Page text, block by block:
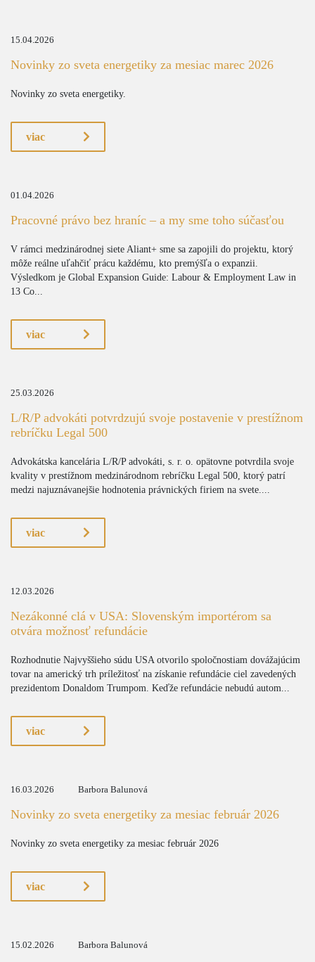
15.04.2026
Novinky zo sveta energetiky za mesiac marec 2026
Novinky zo sveta energetiky.
viac
01.04.2026
Pracovné právo bez hraníc – a my sme toho súčasťou
V rámci medzinárodnej siete Aliant+ sme sa zapojili do projektu, ktorý
môže reálne uľahčiť prácu každému, kto premýšľa o expanzii.
Výsledkom je Global Expansion Guide: Labour & Employment Law in
13 Co...
viac
25.03.2026
L/R/P advokáti potvrdzujú svoje postavenie v prestížnom
rebríčku Legal 500
Advokátska kancelária L/R/P advokáti, s. r. o. opätovne potvrdila svoje
kvality v prestížnom medzinárodnom rebríčku Legal 500, ktorý patrí
medzi najuznávanejšie hodnotenia právnických firiem na svete....
viac
12.03.2026
Nezákonné clá v USA: Slovenským importérom sa
otvára možnosť refundácie
Rozhodnutie Najvyššieho súdu USA otvorilo spoločnostiam dovážajúcim
tovar na americký trh príležitosť na získanie refundácie ciel zavedených
prezidentom Donaldom Trumpom. Keďže refundácie nebudú autom...
viac
16.03.2026 Barbora Balunová
Novinky zo sveta energetiky za mesiac február 2026
Novinky zo sveta energetiky za mesiac február 2026
viac
15.02.2026 Barbora Balunová